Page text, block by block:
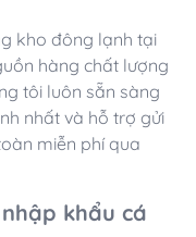
kho đông lạnh tại
hàng chất lượng
tôi luôn sẵn sàng
nhất và hỗ trợ gửi
miễn phí qua
khẩu cá